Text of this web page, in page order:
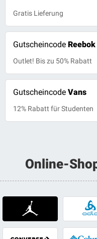
Gratis Lieferung
Gutscheincode Reebok
Outlet! Bis zu 50% Rabatt
Gutscheincode Vans
12% Rabatt für Studenten
Online-